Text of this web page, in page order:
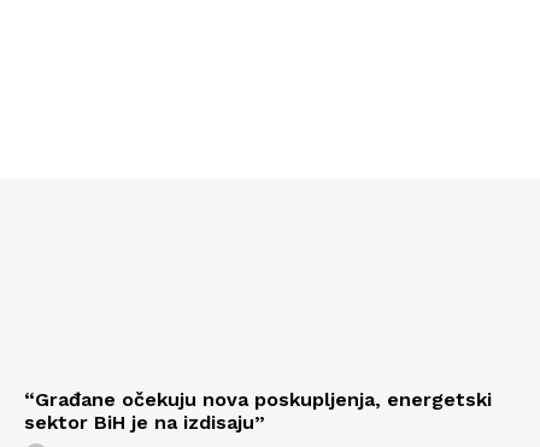
“Građane očekuju nova poskupljenja, energetski
sektor BiH je na izdisaju”